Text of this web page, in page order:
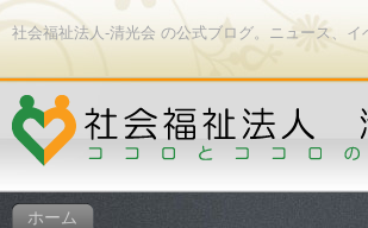
社会福祉法人-清光会 の公式ブログ。ニュース、
ホーム